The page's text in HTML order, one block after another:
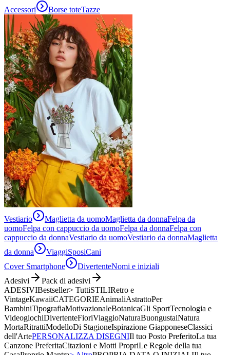
Accessori Borse toteTazze
Vestiario Maglietta da uomoMaglietta da donnaFelpa da
uomoFelpa con cappuccio da uomoFelpa da donnaFelpa con
cappuccio da donnaVestiario da uomoVestiario da donnaMaglietta
da donna
ViaggiSposiCani
Cover Smartphone
DivertenteNomi e iniziali
Adesivi
Pack di adesivi
ADESIVIBestseller> TuttiSTILIRetro e
VintageKawaiiCATEGORIEAnimaliAstrattoPer
BambiniTipografiaMotivazionaleBotanicaGli SportTecnologia e
VideogiochiDivertenteFioriViaggioNaturaBuongustaiNatura
MortaRitrattiModelloDi StagioneIspirazione GiapponeseClassici
dell'ArtePERSONALIZZA DISEGNIIl tuo Posto PreferitoLa tua
Canzone PreferitaCitazioni e Motti PropriLe Regole della tua